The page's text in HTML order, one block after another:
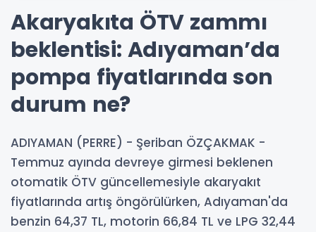
Akaryakıta ÖTV zammı
beklentisi: Adıyaman’da
pompa fiyatlarında son
durum ne?
ADIYAMAN (PERRE) - Şeriban ÖZÇAKMAK -
Temmuz ayında devreye girmesi beklenen
otomatik ÖTV güncellemesiyle akaryakıt
fiyatlarında artış öngörülürken, Adıyaman'da
benzin 64,37 TL, motorin 66,84 TL ve LPG 32,44